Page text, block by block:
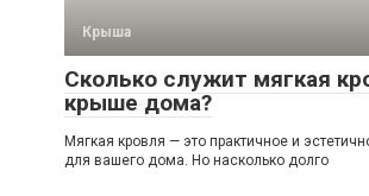
Крыша
Сколько служит мягкая
крыше дома?
Мягкая кровля — это практичное и
для вашего дома. Но насколько долго